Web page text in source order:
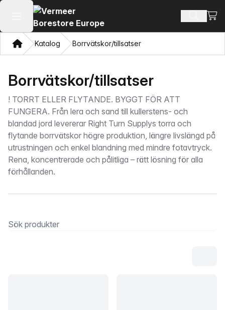
Öppna huvudmenyn Sök
HemKatalog Borrvätskor/tillsatser
Borrvätskor/tillsatser
! TORRT ELLER FLYTANDE. BYGGT FÖR ATT
FUNGERA. Från lera och sand till kullerstens- och
blandad jord levererar Right Turn Supplys torra och
flytande borrvätskor högre produktion, längre livslängd på
utrustningen och enkel blandning med mindre fotavtryck.
Rena, koncentrerade och pålitliga – rätt lösning för alla
förhållanden.